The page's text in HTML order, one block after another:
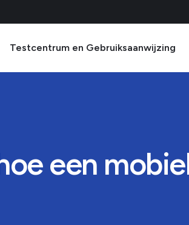
Testcentrum en Gebruiksaanwijzing
een